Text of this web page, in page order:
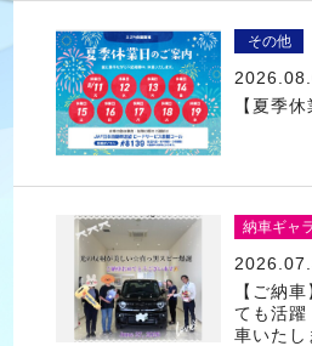
その他
【夏季
納車ギャ
【ご納
ても活躍
車いた